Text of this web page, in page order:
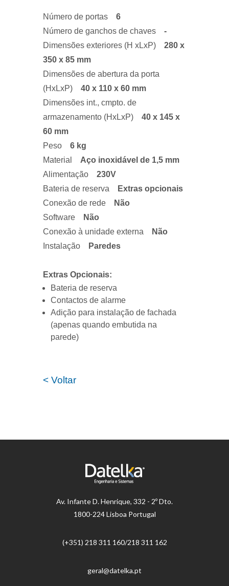
Número de portas
6
Número de ganchos de chaves -
Dimensões exteriores (H xLxP)
280 x
350 x 85 mm
Dimensões de abertura da porta
(HxLxP)
40 x 110 x 60 mm
Dimensões int., cmpto. de
armazenamento (HxLxP)
40 x 145 x
60 mm
Peso
6 kg
Material
Aço inoxidável de 1,5 mm
Alimentação
230V
Bateria de reserva
Extras opcionais
Conexão de rede
Não
Software
Não
Conexão à unidade externa
Não
Instalação
Paredes
Extras Opcionais:
Bateria de reserva
Contactos de alarme
Adição para instalação de fachada
(apenas quando embutida na
parede)
< Voltar
Av. Infante D. Henrique, 332 - 2º Dto.
1800-224 Lisboa Portugal
(+351) 218 ​​311 160/218 311 162
geral@datelka.pt